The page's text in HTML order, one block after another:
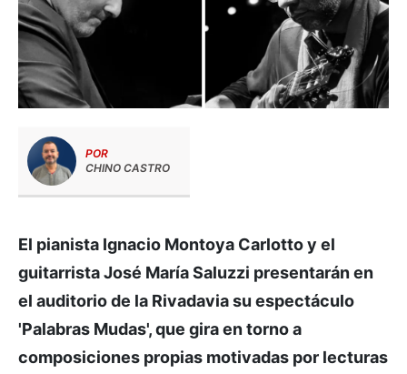
POR
CHINO CASTRO
El pianista Ignacio Montoya Carlotto y el
guitarrista José María Saluzzi presentarán en
el auditorio de la Rivadavia su espectáculo
'Palabras Mudas', que gira en torno a
composiciones propias motivadas por lecturas